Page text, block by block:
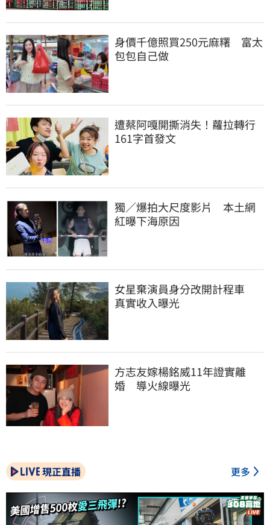
身價千億照買250元麻糬　富太
包包自己做
遭蔡阿嘎開撕消失！蘿拉轉行
161字首發文
獨／爆拍大尺度影片　本土網
紅曝下海原因
女星棄演員身分改開計程車
真實收入曝光
方志友嫁楊銘威11年證實離
婚　導火線曝光
現正直播 更多